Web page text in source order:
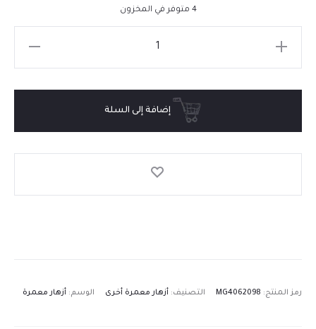
4 متوفر في المخزون
رمز المنتج: MG4062098 التصنيف: أزهار معمرة أخرى الوسم: أزهار معمرة